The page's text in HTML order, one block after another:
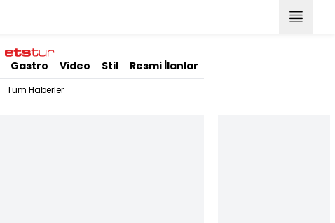
Gastro Video Stil Resmi İlanlar
Tüm Haberler